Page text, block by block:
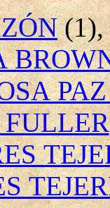
(1),
FULLER